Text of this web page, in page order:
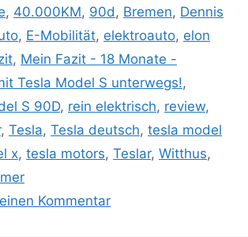
, 40.000KM, 90d, Bremen, Dennis
, E-Mobilität, elektroauto, elon
, Mein Fazit - 18 Monate -
Tesla Model S unterwegs!,
S 90D, rein elektrisch, review,
, Tesla, Tesla deutsch, tesla model
x, tesla motors, Teslar, Witthus,
Kommentar